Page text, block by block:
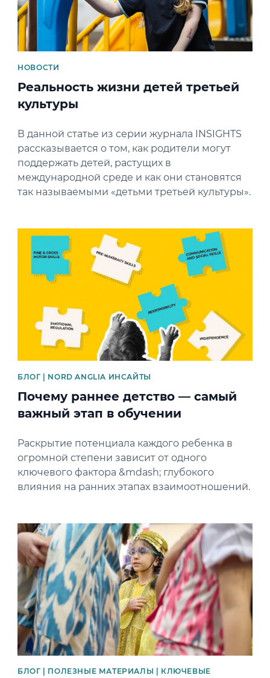
НОВОСТИ
Реальность жизни детей третьей
культуры
В данной статье из серии журнала INSIGHTS
рассказывается о том, как родители могут
поддержать детей, растущих в
международной среде и как они становятся
так называемыми «детьми третьей культуры».
News image
БЛОГ | NORD ANGLIA ИНСАЙТЫ
Почему раннее детство — самый
важный этап в обучении
Раскрытие потенциала каждого ребенка в
огромной степени зависит от одного
ключевого фактора &mdash; глубокого
влияния на ранних этапах взаимоотношений.
News image
БЛОГ | ПОЛЕЗНЫЕ МАТЕРИАЛЫ | КЛЮЧЕВЫЕ